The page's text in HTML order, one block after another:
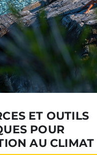
ET OUTILS
POUR
AU CLIMAT